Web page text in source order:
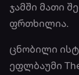
ჯამში მათი
ფრთხილია.
ცნობილი
ეფლბაუმი